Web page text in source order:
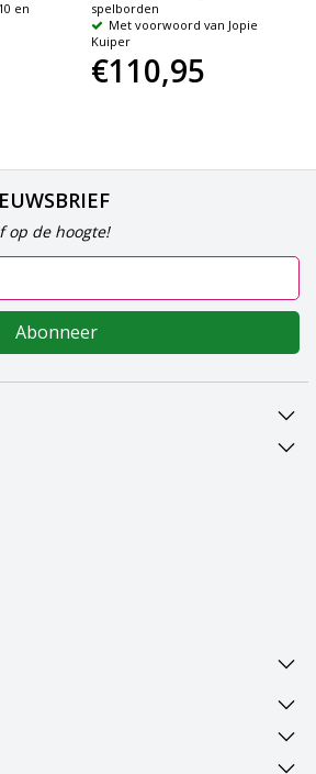
en
spelborden
Met voorwoord van Jopie
Kuiper
€110,95
op de hoogte!
Abonneer